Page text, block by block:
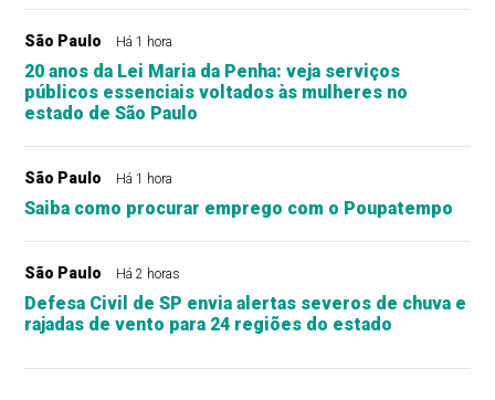
São Paulo Há 1 hora
20 anos da Lei Maria da Penha: veja serviços
públicos essenciais voltados às mulheres no
estado de São Paulo
São Paulo Há 1 hora
Saiba como procurar emprego com o Poupatempo
São Paulo Há 2 horas
Defesa Civil de SP envia alertas severos de chuva e
rajadas de vento para 24 regiões do estado